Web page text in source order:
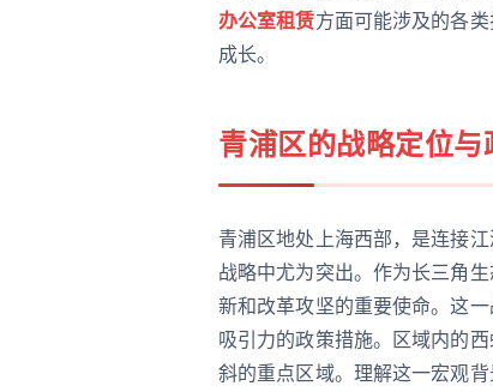
办公室租赁方面可能涉及的各
成长。
青浦区的战略定位与
青浦区地处上海西部，是连接
战略中尤为突出。作为长三角
新和改革攻坚的重要使命。这
吸引力的政策措施。区域内的
斜的重点区域。理解这一宏观